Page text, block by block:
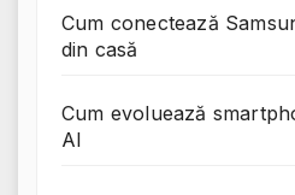
Cum conectează
din casă
Cum evoluează
AI